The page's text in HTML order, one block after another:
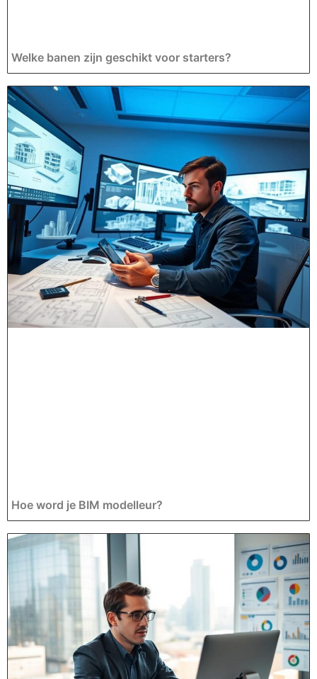
Welke banen zijn geschikt voor starters?
Hoe word je BIM modelleur?